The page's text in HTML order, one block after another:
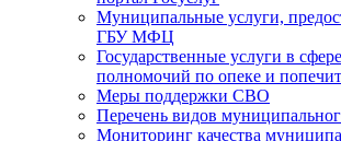
Муниципальные услуги,
ГБУ МФЦ
Государственные услуги в
полномочий по опеке и
Меры поддержки СВО
Перечень видов
Мониторинг качества